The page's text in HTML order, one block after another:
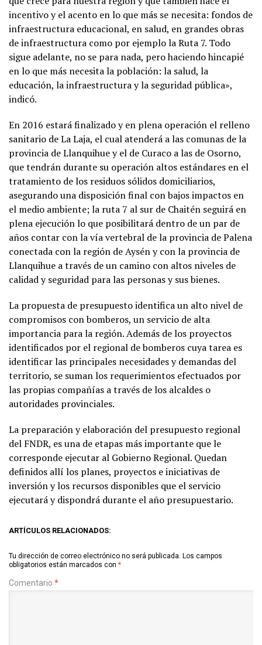
incentivo y el acento en lo que más se necesita: fondos de
infraestructura educacional, en salud, en grandes obras
de infraestructura como por ejemplo la Ruta 7. Todo
sigue adelante, no se para nada, pero haciendo hincapié
en lo que más necesita la población: la salud, la
educación, la infraestructura y la seguridad pública»,
indicó.
En 2016 estará finalizado y en plena operación el relleno
sanitario de La Laja, el cual atenderá a las comunas de la
provincia de Llanquihue y el de Curaco a las de Osorno,
que tendrán durante su operación altos estándares en el
tratamiento de los residuos sólidos domiciliarios,
asegurando una disposición final con bajos impactos en
el medio ambiente; la ruta 7 al sur de Chaitén seguirá en
plena ejecución lo que posibilitará dentro de un par de
años contar con la vía vertebral de la provincia de Palena
conectada con la región de Aysén y con la provincia de
Llanquihue a través de un camino con altos niveles de
calidad y seguridad para las personas y sus bienes.
La propuesta de presupuesto identifica un alto nivel de
compromisos con bomberos, un servicio de alta
importancia para la región. Además de los proyectos
identificados por el regional de bomberos cuya tarea es
identificar las principales necesidades y demandas del
territorio, se suman los requerimientos efectuados por
las propias compañías a través de los alcaldes o
autoridades provinciales.
La preparación y elaboración del presupuesto regional
del FNDR, es una de etapas más importante que le
corresponde ejecutar al Gobierno Regional. Quedan
definidos allí los planes, proyectos e iniciativas de
inversión y los recursos disponibles que el servicio
ejecutará y dispondrá durante el año presupuestario.
ARTÍCULOS RELACIONADOS:
Tu dirección de correo electrónico no será publicada. Los campos
obligatorios están marcados con *
Comentario *